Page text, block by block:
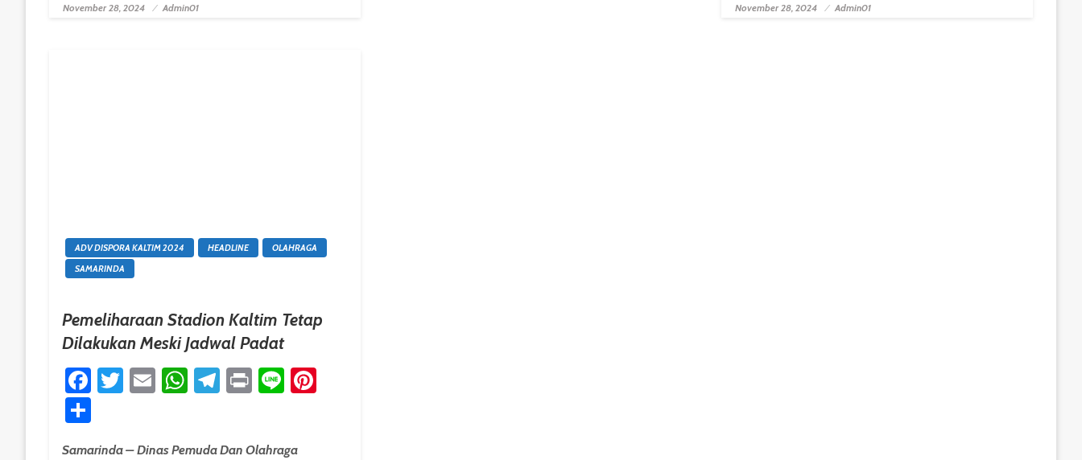
Posted On
November 28, 2024 Admin01 Posted On
November 28, 2024 Admin01
ADV DISPORA KALTIM 2024 HEADLINE
OLAHRAGA
SAMARINDA
Pemeliharaan Stadion Kaltim Tetap
Dilakukan Meski Jadwal Padat
Facebook
Twitter
EmailWhatsApp
Telegram
Print
Line
Samarinda – Dinas Pemuda Dan Olahraga